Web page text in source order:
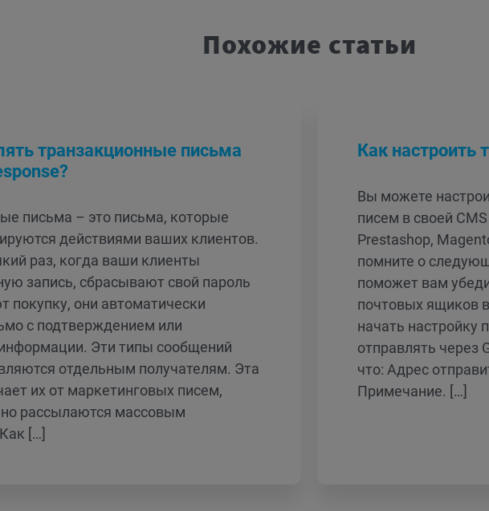
Похожие статьи
транзакционные письма
письма – это письма, которые
действиями ваших клиентов.
раз, когда ваши клиенты
запись, сбрасывают свой пароль
покупку, они автоматически
с подтверждением или
Эти типы сообщений
отдельным получателям. Эта
их от маркетинговых писем,
рассылаются массовым
[…]
Как настроить
Вы можете
писем в своей
Prestashop,
помните о
поможет вам
почтовых ящиков
начать настройку
отправлять через
что: Адрес
Примечание. […]